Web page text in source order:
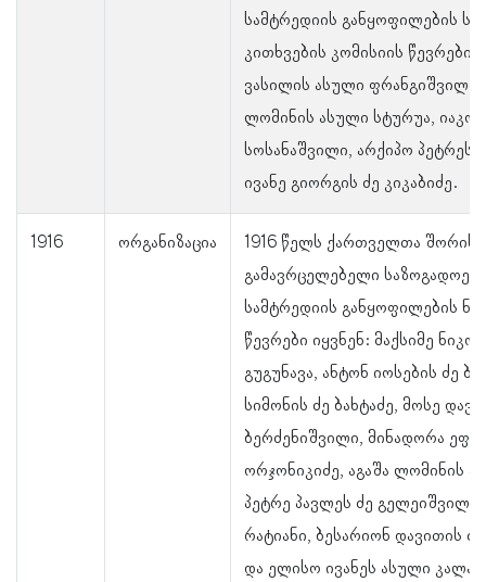
სამტრედიის განყოფილების
კითხვების კომისიის წევრები
ვასილის ასული ფრანგიშვილი,
ლომინის ასული სტურუა, იაკობ
სოსანაშვილი, არქიპო პეტრეს
ივანე გიორგის ძე კიკაბიძე.
1916 ორგანიზაცია
1916 წელს ქართველთა შორის
გამავრცელებელი
სამტრედიის განყოფილების
წევრები იყვნენ: მაქსიმე
გუგუნავა, ანტონ იოსების ძე
სიმონის ძე ბახტაძე, მოსე
ბერძენიშვილი, მინადორა
ორჯონიკიძე, აგაშა ლომინის
პეტრე პავლეს ძე გელეიშვილი,
რატიანი, ბესარიონ დავითის
და ელისო ივანეს ასული